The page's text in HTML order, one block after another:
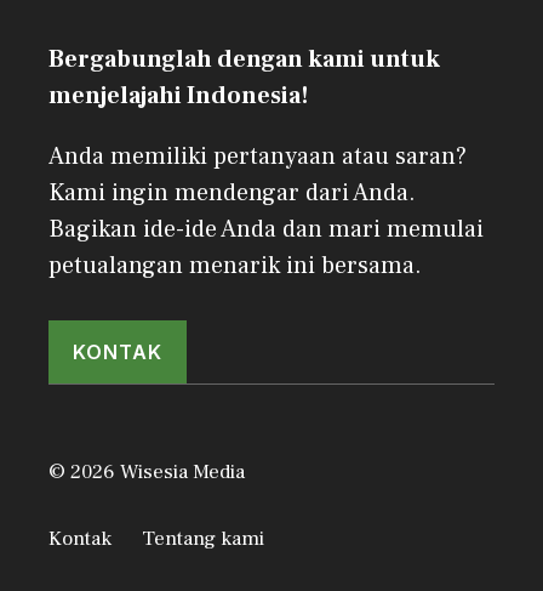
Bergabunglah dengan kami untuk
menjelajahi Indonesia!
Anda memiliki pertanyaan atau saran?
Kami ingin mendengar dari Anda.
Bagikan ide-ide Anda dan mari memulai
petualangan menarik ini bersama.
KONTAK
© 2026 Wisesia Media
Kontak Tentang kami